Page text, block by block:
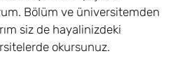
Bölüm ve üniversitemden
siz de hayalinizdeki
okursunuz.